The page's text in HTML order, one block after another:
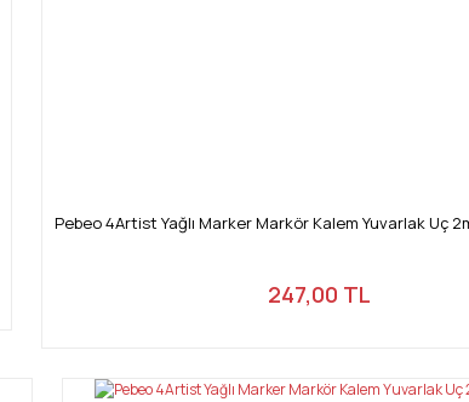
Pebeo 4Artist Yağlı Marker Markör Kalem Yuvarlak Uç
247,00 TL